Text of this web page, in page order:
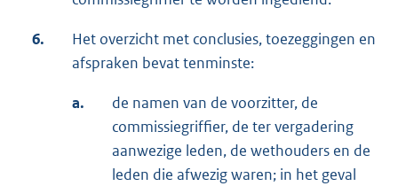
6.
Het overzicht met conclusies, toezeggingen en
afspraken bevat tenminste:
a.
de namen van de voorzitter, de
commissiegriffier, de ter vergadering
aanwezige leden, de wethouders en de
leden die afwezig waren; in het geval